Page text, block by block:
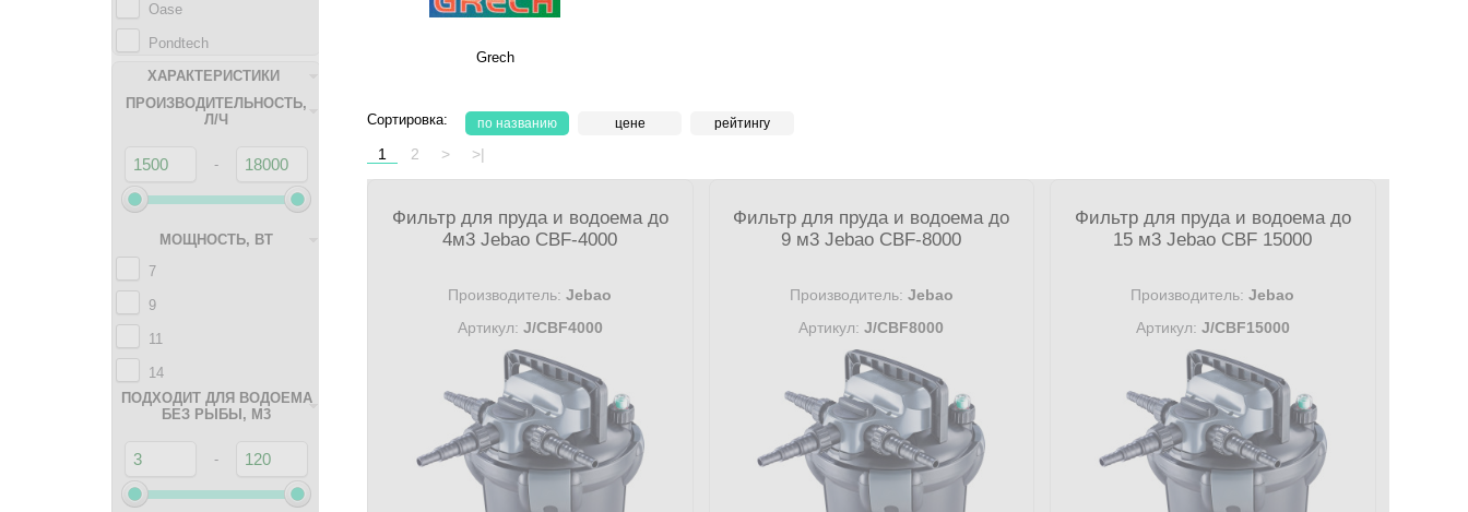
Oase
Pondtech
Pontec
Velda
ХАРАКТЕРИСТИКИ
ПРОИЗВОДИТЕЛЬНОСТЬ,
Л/Ч
-
МОЩНОСТЬ, ВТ
7
9
11
14
15
ПОДХОДИТ ДЛЯ ВОДОЕМА
БЕЗ РЫБЫ, М3
-
Grech
Сортировка: по названию цене рейтингу
1 2 > >|
Фильтр для пруда и водоема до
4м3 Jebao CBF-4000
Производитель: Jebao
Артикул: J/CBF4000
Фильтр для пруда и водоема до
9 м3 Jebao CBF-8000
Производитель: Jebao
Артикул: J/CBF8000
Фильтр для пруда и водоема до
15 м3 Jebao CBF 15000
Производитель: Jebao
Артикул: J/CBF15000